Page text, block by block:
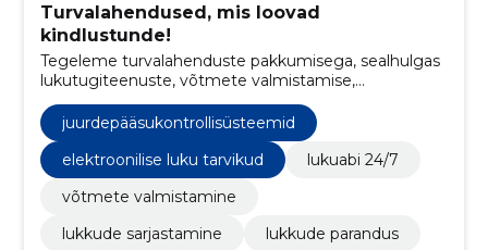
Turvalahendused, mis loovad
kindlustunde!
Tegeleme turvalahenduste pakkumisega, sealhulgas
lukutugiteenuste, võtmete valmistamise,
lukustussüsteemide hoolduse ja paigalduse ning
ukse sulguritega.
juurdepääsukontrollisüsteemid
elektroonilise luku tarvikud
lukuabi 24/7
võtmete valmistamine
lukkude sarjastamine
lukkude parandus